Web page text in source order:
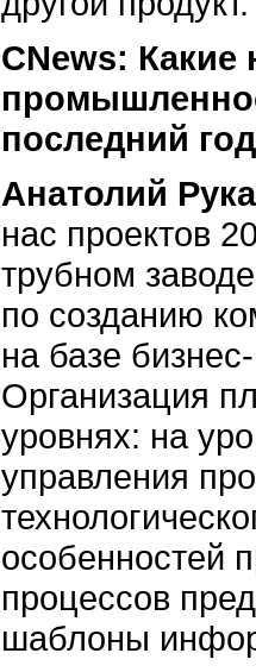
CNews:
последний
Анатолий
нас проектов
трубном
по созданию
на базе
Организация
уровнях: на
управления
особенностей
процессов
шаблоны